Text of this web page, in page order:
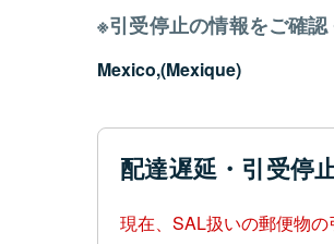
※引受停止の情報をご確認
Mexico,(Mexique)
配達遅延・引受停
現在、SAL扱いの郵便物の